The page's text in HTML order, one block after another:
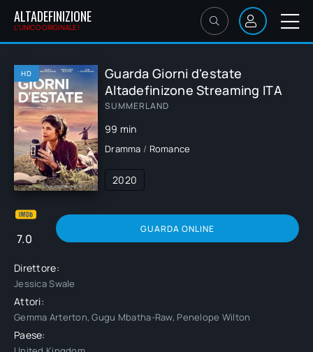
ALTADEFINIZIONE
L'UNICO ORIGINALE!
HD
Guarda Giorni d'estate
Altadefinizone Streaming ITA
SUMMERLAND
99 min
Dramma / Romance
2020
7.0
GUARDA ONLINE
Direttore:
Jessica Swale
Attori:
Gemma Arterton, Gugu Mbatha-Raw, Penelope Wilton
Paese: